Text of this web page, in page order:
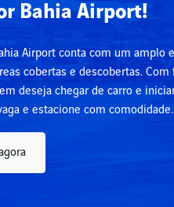
Bahia Airport!
Airport conta com um amplo
cobertas e descobertas.
deseja chegar de carro e
e estacione com comodidade.